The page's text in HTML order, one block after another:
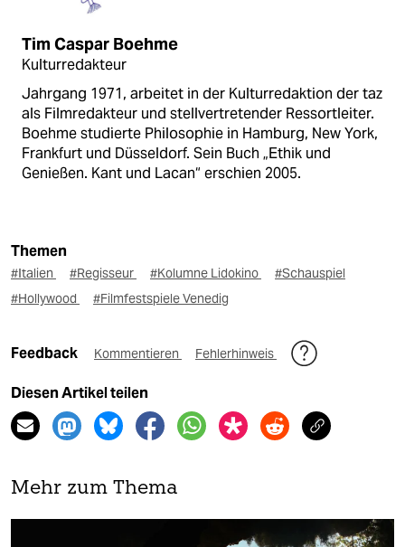
Tim Caspar Boehme
Kulturredakteur
Jahrgang 1971, arbeitet in der Kulturredaktion der taz
als Filmredakteur und stellvertretender Ressortleiter.
Boehme studierte Philosophie in Hamburg, New York,
Frankfurt und Düsseldorf. Sein Buch „Ethik und
Genießen. Kant und Lacan“ erschien 2005.
Themen
#Italien #Regisseur #Kolumne Lidokino
#Schauspiel
#Hollywood
#Filmfestspiele Venedig
Feedback Kommentieren Fehlerhinweis
Diesen Artikel teilen
Mehr zum Thema